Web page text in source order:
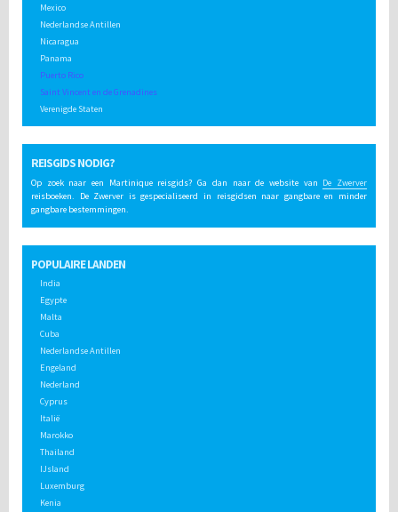
Mexico
Nederlandse Antillen
Nicaragua
Panama
Puerto Rico
Saint Vincent en de Grenadines
Verenigde Staten
REISGIDS NODIG?
Op zoek naar een Martinique reisgids? Ga dan naar de website van De Zwerver
reisboeken. De Zwerver is gespecialiseerd in reisgidsen naar gangbare en minder
gangbare bestemmingen.
POPULAIRE LANDEN
India
Egypte
Malta
Cuba
Nederlandse Antillen
Engeland
Nederland
Cyprus
Italië
Marokko
Thailand
IJsland
Luxemburg
Kenia